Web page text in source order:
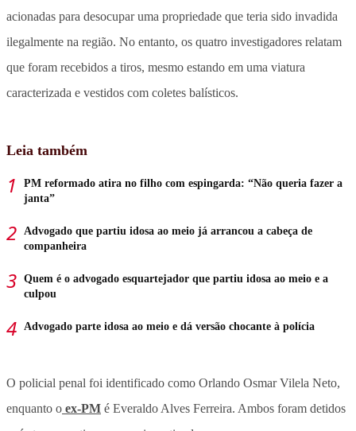
acionadas para desocupar uma propriedade que teria sido invadida
ilegalmente na região. No entanto, os quatro investigadores relatam
que foram recebidos a tiros, mesmo estando em uma viatura
caracterizada e vestidos com coletes balísticos.
Leia também
PM reformado atira no filho com espingarda: “Não queria fazer a
janta”
Advogado que partiu idosa ao meio já arrancou a cabeça de
companheira
Quem é o advogado esquartejador que partiu idosa ao meio e a
culpou
Advogado parte idosa ao meio e dá versão chocante à polícia
O policial penal foi identificado como Orlando Osmar Vilela Neto,
enquanto o ex-PM é Everaldo Alves Ferreira. Ambos foram detidos